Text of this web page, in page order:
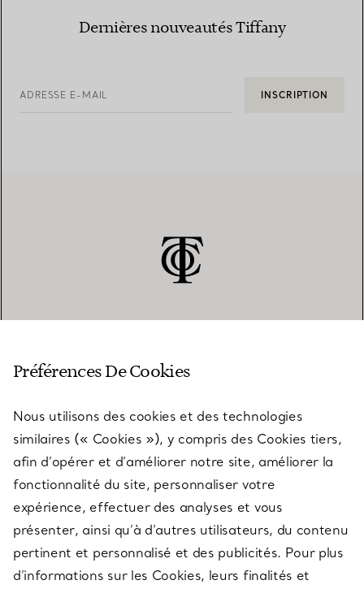
Dernières nouveautés Tiffany
ADRESSE E-MAIL INSCRIPTION
SERVICES
À PROPOS
QUESTIONS LÉGALES
Préférences De Cookies
Nous utilisons des cookies et des technologies
similaires (« Cookies »), y compris des Cookies tiers,
afin d’opérer et d’améliorer notre site, améliorer la
fonctionnalité du site, personnaliser votre
expérience, effectuer des analyses et vous
présenter, ainsi qu’à d’autres utilisateurs, du contenu
pertinent et personnalisé et des publicités. Pour plus
d’informations sur les Cookies, leurs finalités et